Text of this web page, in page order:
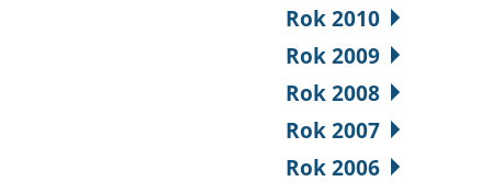
Rok 2010
Rok 2009
Rok 2008
Rok 2007
Rok 2006